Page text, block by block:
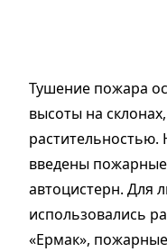
Тушение пожара
высоты на
введены
автоцистерн. Для
использовались
«Ермак»,